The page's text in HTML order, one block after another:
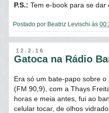
P.S.: Tem e-book para se dar
Postado por Beatriz Levischi às
12.2.16
Gatoca na Rádio
Era só um bate-papo sobre o
(FM 90,9), com a Thays
horas e meia antes, fui ao
celular tocar, de olhos